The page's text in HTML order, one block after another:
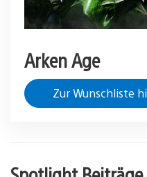
Arken Age
Zur Wunschliste